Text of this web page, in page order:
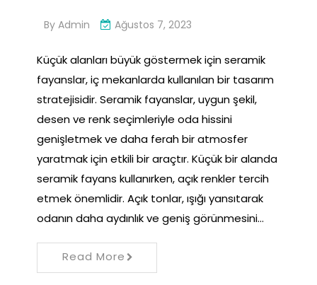
By Admin Ağustos 7, 2023
Küçük alanları büyük göstermek için seramik
fayanslar, iç mekanlarda kullanılan bir tasarım
stratejisidir. Seramik fayanslar, uygun şekil,
desen ve renk seçimleriyle oda hissini
genişletmek ve daha ferah bir atmosfer
yaratmak için etkili bir araçtır. Küçük bir alanda
seramik fayans kullanırken, açık renkler tercih
etmek önemlidir. Açık tonlar, ışığı yansıtarak
odanın daha aydınlık ve geniş görünmesini…
Read More